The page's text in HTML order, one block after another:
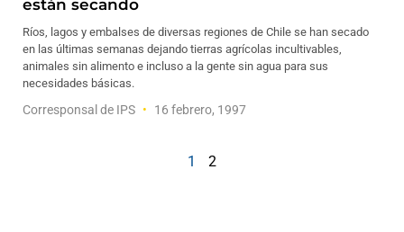
están secando
Ríos, lagos y embalses de diversas regiones de Chile se han secado
en las últimas semanas dejando tierras agrícolas incultivables,
animales sin alimento e incluso a la gente sin agua para sus
necesidades básicas.
Corresponsal de IPS 16 febrero, 1997
1 2